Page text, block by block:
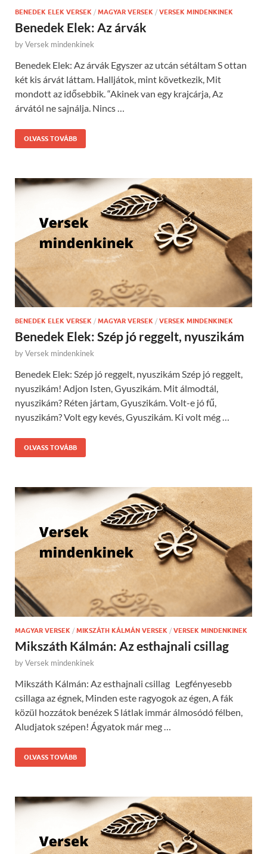
BENEDEK ELEK VERSEK / MAGYAR VERSEK / VERSEK MINDENKINEK
Benedek Elek: Az árvák
byVersek mindenkinek
Benedek Elek: Az árvák Egyszer az utcán sétáltam S ottan
két kis árvát láttam. Halljátok, mint következik, Mit
mondott az idősebbik. “Akinek van egy krajcárja, Az
árvától ne sajnálja. Nincs …
OLVASS TOVÁBB
BENEDEK ELEK VERSEK / MAGYAR VERSEK / VERSEK MINDENKINEK
Benedek Elek: Szép jó reggelt, nyuszikám
byVersek mindenkinek
Benedek Elek: Szép jó reggelt, nyuszikám Szép jó reggelt,
nyuszikám! Adjon Isten, Gyuszikám. Mit álmodtál,
nyuszikám? Réten jártam, Gyuszikám. Volt-e jó fű,
nyuszikám? Volt egy kevés, Gyuszikám. Ki volt még …
OLVASS TOVÁBB
MAGYAR VERSEK / MIKSZÁTH KÁLMÁN VERSEK / VERSEK MINDENKINEK
Mikszáth Kálmán: Az esthajnali csillag
byVersek mindenkinek
Mikszáth Kálmán: Az esthajnali csillag Legfényesebb
csillaga az égnek, Minden este ragyogok az égen, A fák
közül hozzátok benézek S látlak immár álmosódó félben,
Aludjatok szépen! Ágyatok már meg …
OLVASS TOVÁBB